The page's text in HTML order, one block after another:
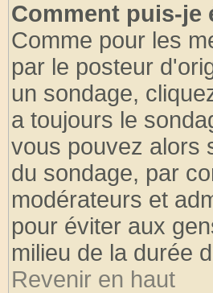
Comment puis-je
Comme pour les
par le posteur
un sondage,
a toujours le
vous pouvez alors
du sondage, par
modérateurs et
pour éviter aux
milieu de la durée
Revenir en haut